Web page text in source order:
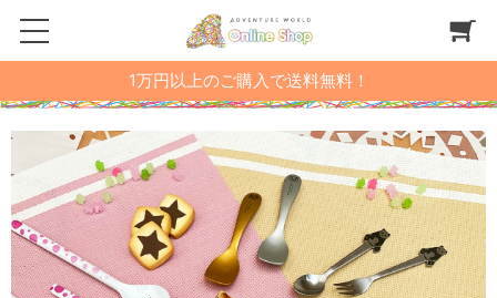
1万円以上のご購入で送料無料！